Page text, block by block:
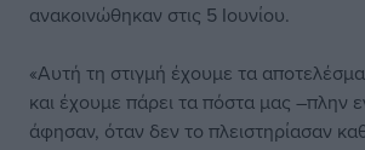
ανακοινώθηκαν στις 5 Ιουνίου.
«Αυτή τη στιγμή έχουμε τα
και έχουμε πάρει τα πόστα μας –πλην
άφησαν, όταν δεν το πλειστηρίασαν